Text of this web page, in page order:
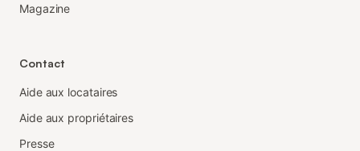
Magazine
Contact
Aide aux locataires
Aide aux propriétaires
Presse